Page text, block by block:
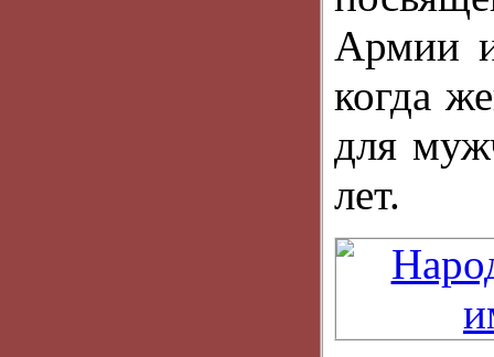
Армии
когда
для
лет.